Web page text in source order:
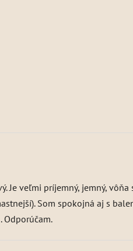
Je veľmi príjemný, jemný,
Som spokojná aj s
Odporúčam.